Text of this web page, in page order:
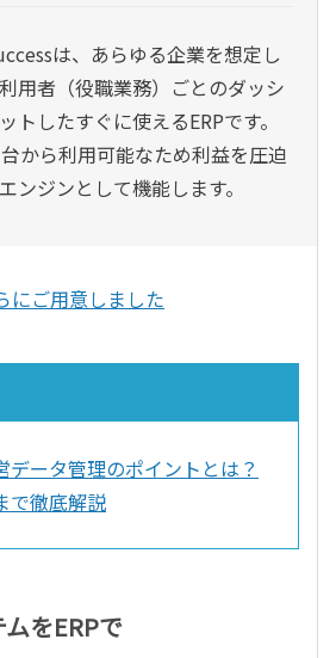
は、あらゆる企業を想定し
用者（役職業務）ごとのダッシ
トしたすぐに使えるERPです。
から利用可能なため利益を圧迫
ンジンとして機能します。
にご用意しました
データ管理のポイントとは？
で徹底解説
をERPで